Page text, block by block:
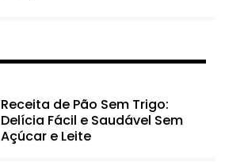
Receita de Pão Sem Trigo:
Delícia Fácil e Saudável Sem
Açúcar e Leite